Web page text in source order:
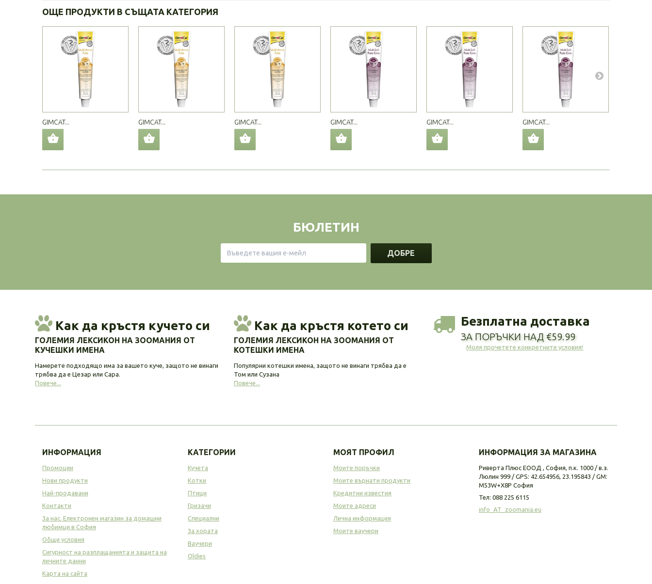
ОЩЕ ПРОДУКТИ В СЪЩАТА КАТЕГОРИЯ
GIMCAT... GIMCAT... GIMCAT... GIMCAT... GIMCAT... GIMCAT...
БЮЛЕТИН
ДОБРЕ
Как да кръстя кучето си
ГОЛЕМИЯ ЛЕКСИКОН НА ЗООМАНИЯ ОТ
КУЧЕШКИ ИМЕНА
Намерете подходящо има за вашето куче, защото не винаги
трябва да е Цезар или Сара.
Повече...
Как да кръстя котето си
ГОЛЕМИЯ ЛЕКСИКОН НА ЗООМАНИЯ ОТ
КОТЕШКИ ИМЕНА
Популярни котешки имена, защото не винаги трябва да е
Том или Сузана
Повече...
Безплатна доставка
ЗА ПОРЪЧКИ НАД €59.99
Моля прочетете конкретните условия!
ИНФОРМАЦИЯ
Промоции
Нови продукти
Най-продавани
Контакти
За нас. Електронен магазин за домашни
любимци в София
Общи условия
Сигурност на разплащанията и защита на
личните данни
Карта на сайта
КАТЕГОРИИ
Кучета
Котки
Птици
Гризачи
Специални
За хората
Ваучери
Oldies
МОЯТ ПРОФИЛ
Моите поръчки
Моите върнати продукти
Кредитни известия
Моите адреси
Лична информация
Моите ваучери
ИНФОРМАЦИЯ ЗА МАГАЗИНА
Риверта Плюс ЕООД , София, п.к. 1000 / в.з.
Люлин 999 / GPS: 42.654956, 23.195843 / GM:
M53W+X8P София
Тел: 088 225 6115
info_AT_zoomania.eu